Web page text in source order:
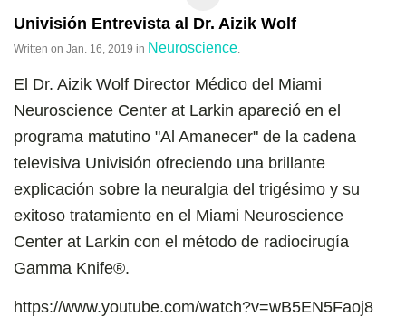
Univisión Entrevista al Dr. Aizik Wolf
Written on Jan. 16, 2019 in Neuroscience
El Dr. Aizik Wolf Director Médico del Miami
Neuroscience Center at Larkin apareció en el
programa matutino "Al Amanecer" de la cadena
televisiva Univisión ofreciendo una brillante
explicación sobre la neuralgia del trigésimo y su
exitoso tratamiento en el Miami Neuroscience
Center at Larkin con el método de radiocirugía
Gamma Knife®.
https://www.youtube.com/watch?v=wB5EN5Faoj8